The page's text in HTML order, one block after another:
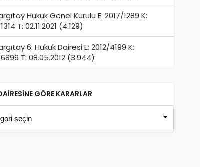
Hukuk Genel Kurulu E: 2017/1289 K:
T: 02.11.2021 (4.129)
6. Hukuk Dairesi E: 2012/4199 K:
T: 08.05.2012 (3.944)
GÖRE KARARLAR